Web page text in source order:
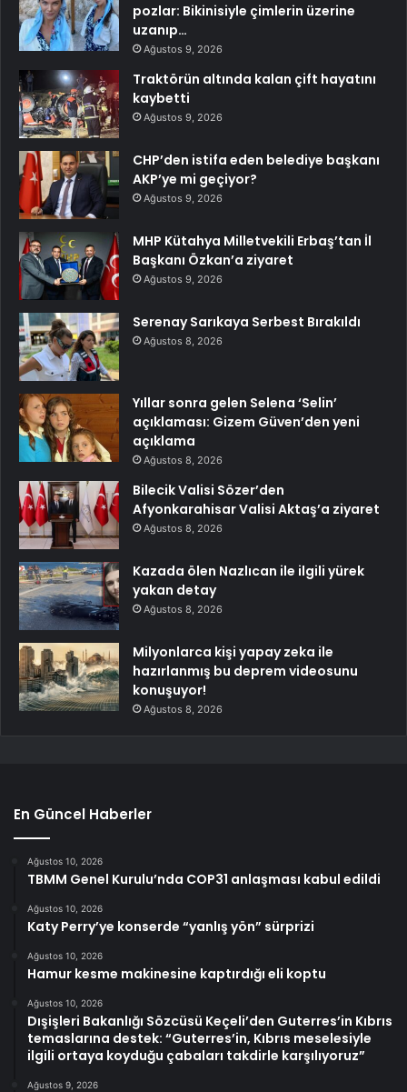
pozlar: Bikinisiyle çimlerin üzerine
uzanıp…
Ağustos 9, 2026
Traktörün altında kalan çift hayatını
kaybetti
Ağustos 9, 2026
CHP’den istifa eden belediye başkanı
AKP’ye mi geçiyor?
Ağustos 9, 2026
MHP Kütahya Milletvekili Erbaş’tan İl
Başkanı Özkan’a ziyaret
Ağustos 9, 2026
Serenay Sarıkaya Serbest Bırakıldı
Ağustos 8, 2026
Yıllar sonra gelen Selena ‘Selin’
açıklaması: Gizem Güven’den yeni
açıklama
Ağustos 8, 2026
Bilecik Valisi Sözer’den
Afyonkarahisar Valisi Aktaş’a ziyaret
Ağustos 8, 2026
Kazada ölen Nazlıcan ile ilgili yürek
yakan detay
Ağustos 8, 2026
Milyonlarca kişi yapay zeka ile
hazırlanmış bu deprem videosunu
konuşuyor!
Ağustos 8, 2026
En Güncel Haberler
Ağustos 10, 2026
TBMM Genel Kurulu’nda COP31 anlaşması kabul edildi
Ağustos 10, 2026
Katy Perry’ye konserde “yanlış yön” sürprizi
Ağustos 10, 2026
Hamur kesme makinesine kaptırdığı eli koptu
Ağustos 10, 2026
Dışişleri Bakanlığı Sözcüsü Keçeli’den Guterres’in Kıbrıs
temaslarına destek: “Guterres’in, Kıbrıs meselesiyle
ilgili ortaya koyduğu çabaları takdirle karşılıyoruz”
Ağustos 9, 2026